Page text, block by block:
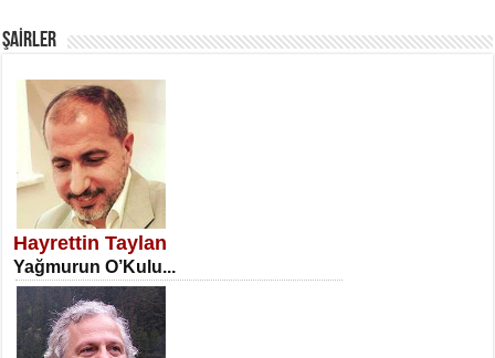
SATILMIŞ ÜMİT ÇETİNKAYA
Erkenlik...
ŞAİRLER
Hayrettin Taylan
Yağmurun O’Kulu...